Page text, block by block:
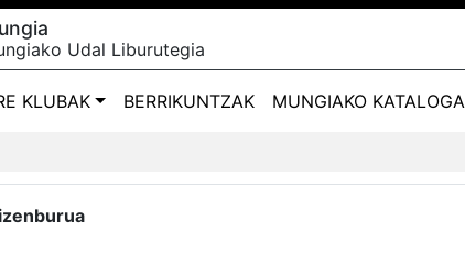
Udal Liburutegia
KLUBAK BERRIKUNTZAK MUNGIAKO KATALOGA